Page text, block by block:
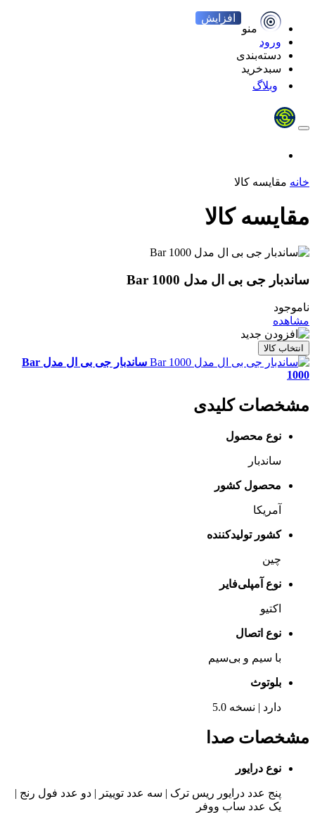
منو
ورود
دسته‌بندی
سبدخرید
وبلاگ
خانه مقایسه کالا
مقایسه کالا
ساندبار جی بی ال مدل Bar 1000
ناموجود
مشاهده
انتخاب کالا
ساندبار جی بی ال مدل Bar
1000
مشخصات کلیدی
نوع محصول
ساندبار
محصول کشور
آمریکا
کشور تولیدکننده
چین
نوع آمپلی‌فایر
اکتیو
نوع اتصال
با سیم و بی‌سیم
بلوتوث
دارد | نسخه 5.0
مشخصات صدا
نوع درایور
پنج عدد درایور ریس ترک | سه عدد توییتر | دو عدد فول رنج |
یک عدد ساب ووفر
افزایش